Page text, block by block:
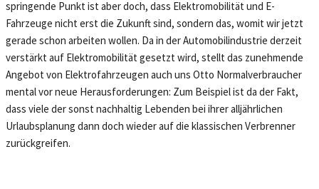
springende Punkt ist aber doch, dass Elektromobilität und E-
Fahrzeuge nicht erst die Zukunft sind, sondern das, womit wir jetzt
gerade schon arbeiten wollen. Da in der Automobilindustrie derzeit
verstärkt auf Elektromobilität gesetzt wird, stellt das zunehmende
Angebot von Elektrofahrzeugen auch uns Otto Normalverbraucher
mental vor neue Herausforderungen: Zum Beispiel ist da der Fakt,
dass viele der sonst nachhaltig Lebenden bei ihrer alljährlichen
Urlaubsplanung dann doch wieder auf die klassischen Verbrenner
zurückgreifen.